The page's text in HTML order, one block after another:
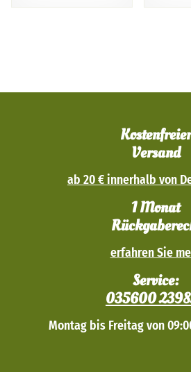
Kostenfreier
Versand
ab 20 € innerhalb von
1 Monat
erfahren Sie
Service:
035600
Montag bis Freitag von